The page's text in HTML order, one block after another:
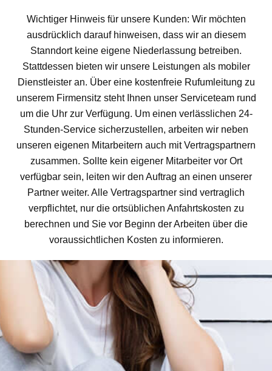
Wichtiger Hinweis für unsere Kunden: Wir möchten
ausdrücklich darauf hinweisen, dass wir an diesem
Stanndort keine eigene Niederlassung betreiben.
Stattdessen bieten wir unsere Leistungen als mobiler
Dienstleister an. Über eine kostenfreie Rufumleitung zu
unserem Firmensitz steht Ihnen unser Serviceteam rund
um die Uhr zur Verfügung. Um einen verlässlichen 24-
Stunden-Service sicherzustellen, arbeiten wir neben
unseren eigenen Mitarbeitern auch mit Vertragspartnern
zusammen. Sollte kein eigener Mitarbeiter vor Ort
verfügbar sein, leiten wir den Auftrag an einen unserer
Partner weiter. Alle Vertragspartner sind vertraglich
verpflichtet, nur die ortsüblichen Anfahrtskosten zu
berechnen und Sie vor Beginn der Arbeiten über die
voraussichtlichen Kosten zu informieren.